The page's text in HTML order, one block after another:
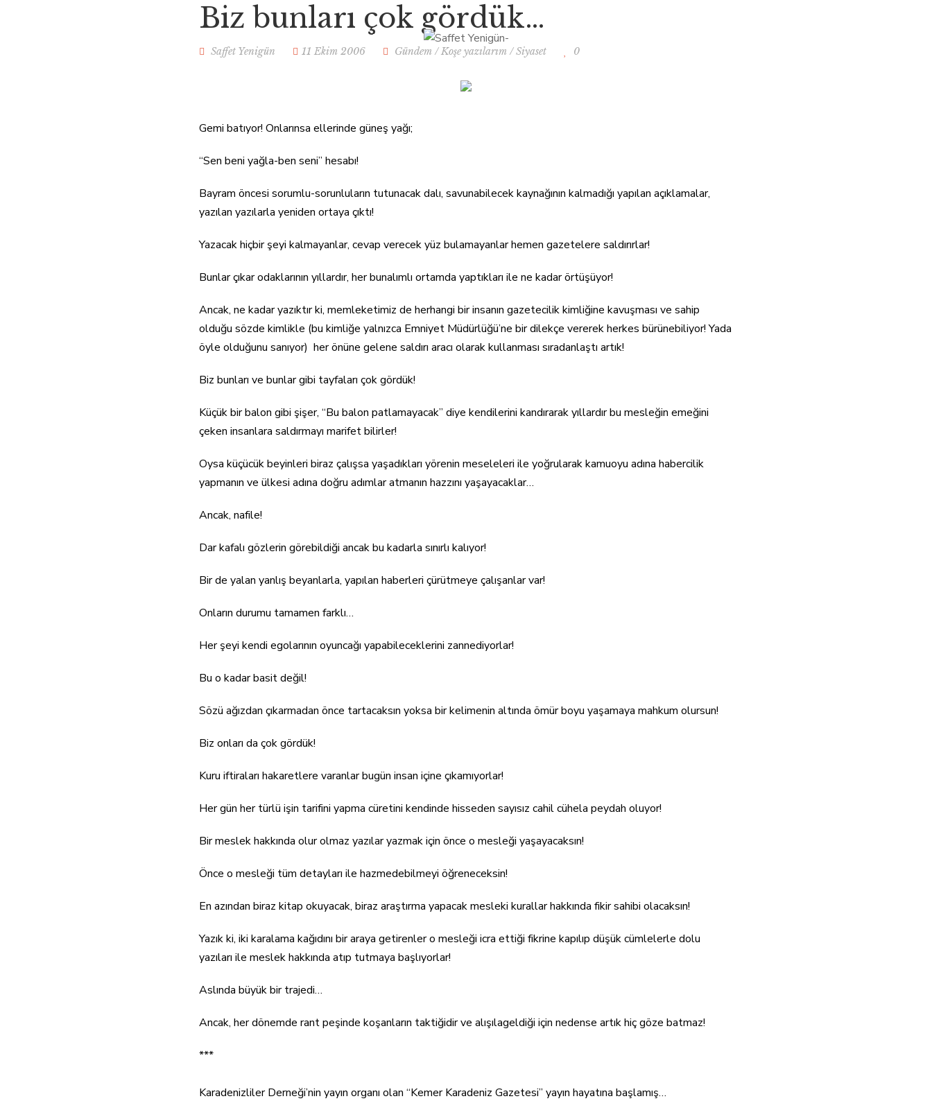
ÇALIŞMALARIM
Biz bunları çok gördük…
Saffet Yenigün 11 Ekim 2006 Gündem /Koşe yazılarım /Siyaset 0
Gemi batıyor! Onlarınsa ellerinde güneş yağı;
“Sen beni yağla-ben seni” hesabı!
Bayram öncesi sorumlu-sorunluların tutunacak dalı, savunabilecek kaynağının kalmadığı yapılan açıklamalar,
yazılan yazılarla yeniden ortaya çıktı!
Yazacak hiçbir şeyi kalmayanlar, cevap verecek yüz bulamayanlar hemen gazetelere saldırırlar!
Bunlar çıkar odaklarının yıllardır, her bunalımlı ortamda yaptıkları ile ne kadar örtüşüyor!
Ancak, ne kadar yazıktır ki, memleketimiz de herhangi bir insanın gazetecilik kimliğine kavuşması ve sahip
olduğu sözde kimlikle (bu kimliğe yalnızca Emniyet Müdürlüğü’ne bir dilekçe vererek herkes bürünebiliyor! Yada
öyle olduğunu sanıyor) her önüne gelene saldırı aracı olarak kullanması sıradanlaştı artık!
Biz bunları ve bunlar gibi tayfaları çok gördük!
Küçük bir balon gibi şişer, “Bu balon patlamayacak” diye kendilerini kandırarak yıllardır bu mesleğin emeğini
çeken insanlara saldırmayı marifet bilirler!
Oysa küçücük beyinleri biraz çalışsa yaşadıkları yörenin meseleleri ile yoğrularak kamuoyu adına habercilik
yapmanın ve ülkesi adına doğru adımlar atmanın hazzını yaşayacaklar…
Ancak, nafile!
Dar kafalı gözlerin görebildiği ancak bu kadarla sınırlı kalıyor!
Bir de yalan yanlış beyanlarla, yapılan haberleri çürütmeye çalışanlar var!
Onların durumu tamamen farklı…
Her şeyi kendi egolarının oyuncağı yapabileceklerini zannediyorlar!
Bu o kadar basit değil!
Sözü ağızdan çıkarmadan önce tartacaksın yoksa bir kelimenin altında ömür boyu yaşamaya mahkum olursun!
Biz onları da çok gördük!
Kuru iftiraları hakaretlere varanlar bugün insan içine çıkamıyorlar!
Her gün her türlü işin tarifini yapma cüretini kendinde hisseden sayısız cahil cühela peydah oluyor!
Bir meslek hakkında olur olmaz yazılar yazmak için önce o mesleği yaşayacaksın!
Önce o mesleği tüm detayları ile hazmedebilmeyi öğreneceksin!
En azından biraz kitap okuyacak, biraz araştırma yapacak mesleki kurallar hakkında fikir sahibi olacaksın!
Yazık ki, iki karalama kağıdını bir araya getirenler o mesleği icra ettiği fikrine kapılıp düşük cümlelerle dolu
yazıları ile meslek hakkında atıp tutmaya başlıyorlar!
Aslında büyük bir trajedi…
Ancak, her dönemde rant peşinde koşanların taktiğidir ve alışılageldiği için nedense artık hiç göze batmaz!
***
Karadenizliler Derneği’nin yayın organı olan “Kemer Karadeniz Gazetesi” yayın hayatına başlamış…